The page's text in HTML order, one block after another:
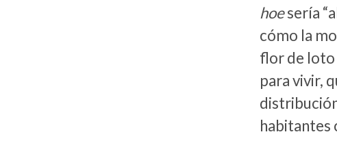
hoesería
cómo la
flor de loto
para vivir,
habitantes